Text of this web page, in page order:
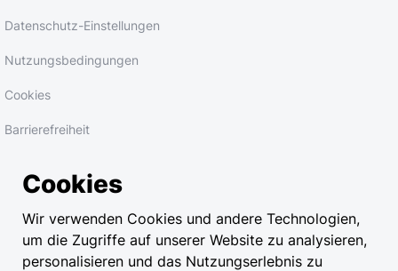
Datenschutz-Einstellungen
Nutzungsbedingungen
Cookies
Barrierefreiheit
Cookies
Wir verwenden Cookies und andere Technologien,
um die Zugriffe auf unserer Website zu analysieren,
personalisieren und das Nutzungserlebnis zu